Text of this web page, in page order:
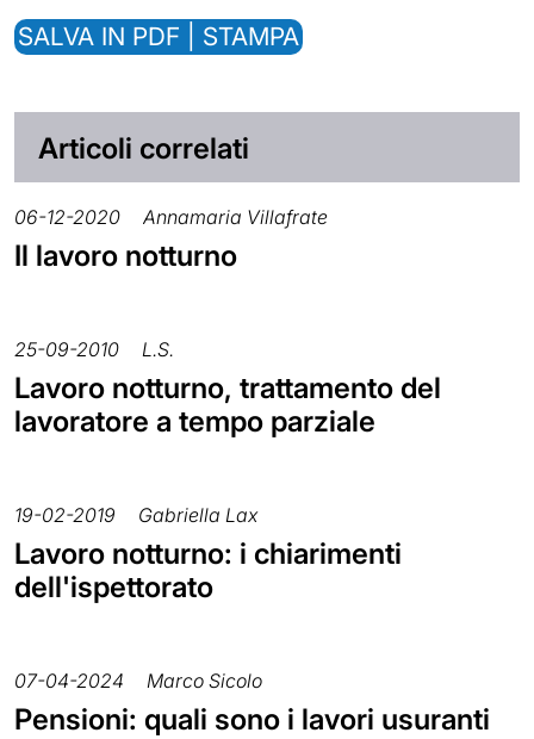
SALVA IN PDF | STAMPA
Articoli correlati
06-12-2020 Annamaria Villafrate
Il lavoro notturno
25-09-2010 L.S.
Lavoro notturno, trattamento del
lavoratore a tempo parziale
19-02-2019 Gabriella Lax
Lavoro notturno: i chiarimenti
dell'ispettorato
07-04-2024 Marco Sicolo
Pensioni: quali sono i lavori usuranti